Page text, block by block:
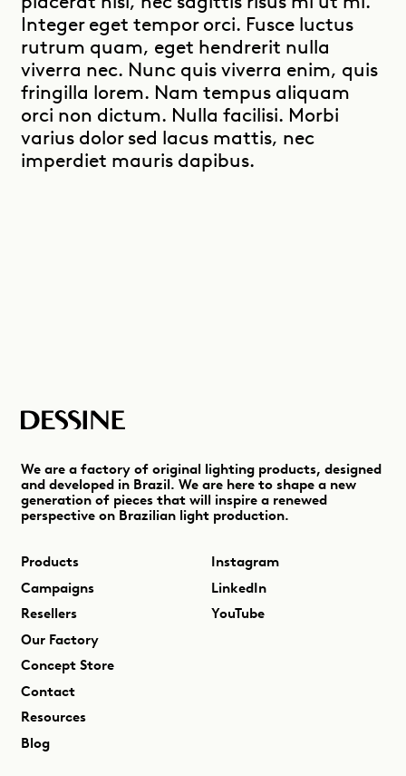
Integer eget tempor orci. Fusce luctus
rutrum quam, eget hendrerit nulla
viverra nec. Nunc quis viverra enim, quis
fringilla lorem. Nam tempus aliquam
orci non dictum. Nulla facilisi. Morbi
varius dolor sed lacus mattis, nec
imperdiet mauris dapibus.
We are a factory of original lighting products, designed
and developed in Brazil. We are here to shape a new
generation of pieces that will inspire a renewed
perspective on Brazilian light production.
Products
Campaigns
Resellers
Our Factory
Concept Store
Contact
Resources
Blog
Instagram
LinkedIn
YouTube